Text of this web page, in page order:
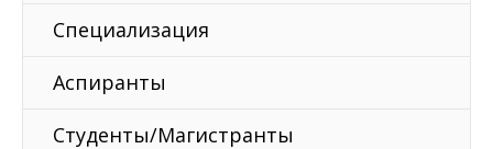
Специализация
Аспиранты
Студенты/Магистранты